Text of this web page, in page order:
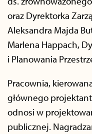
oraz Dyrektorka
Aleksandra Majda
Marlena Happach,
i Planowania
Pracownia,
głównego
odnosi w
publicznej.